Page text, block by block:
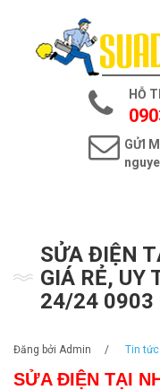
Trang chủ
Dịch vụ điện nước
HỖ
GỬI
SỬA ĐIỆN
GIÁ RẺ, UY
24/24 0903
Đăng bởi Admin / Tin tức
SỬA ĐIỆN TẠI